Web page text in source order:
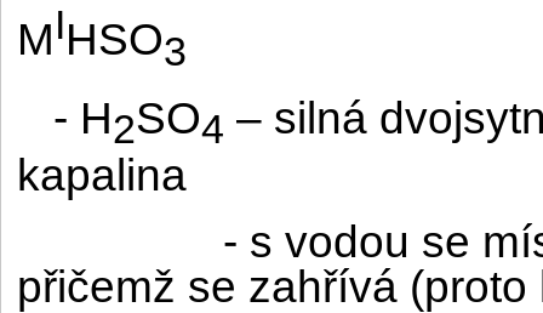
MIHSO3
- H2SO4 – silná
kapalina
- s vodou se
přičemž se zahřívá